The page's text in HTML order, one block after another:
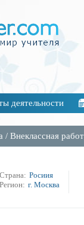
деятельности
/ Внеклассная
Страна: Росиия
Регион: г. Москва